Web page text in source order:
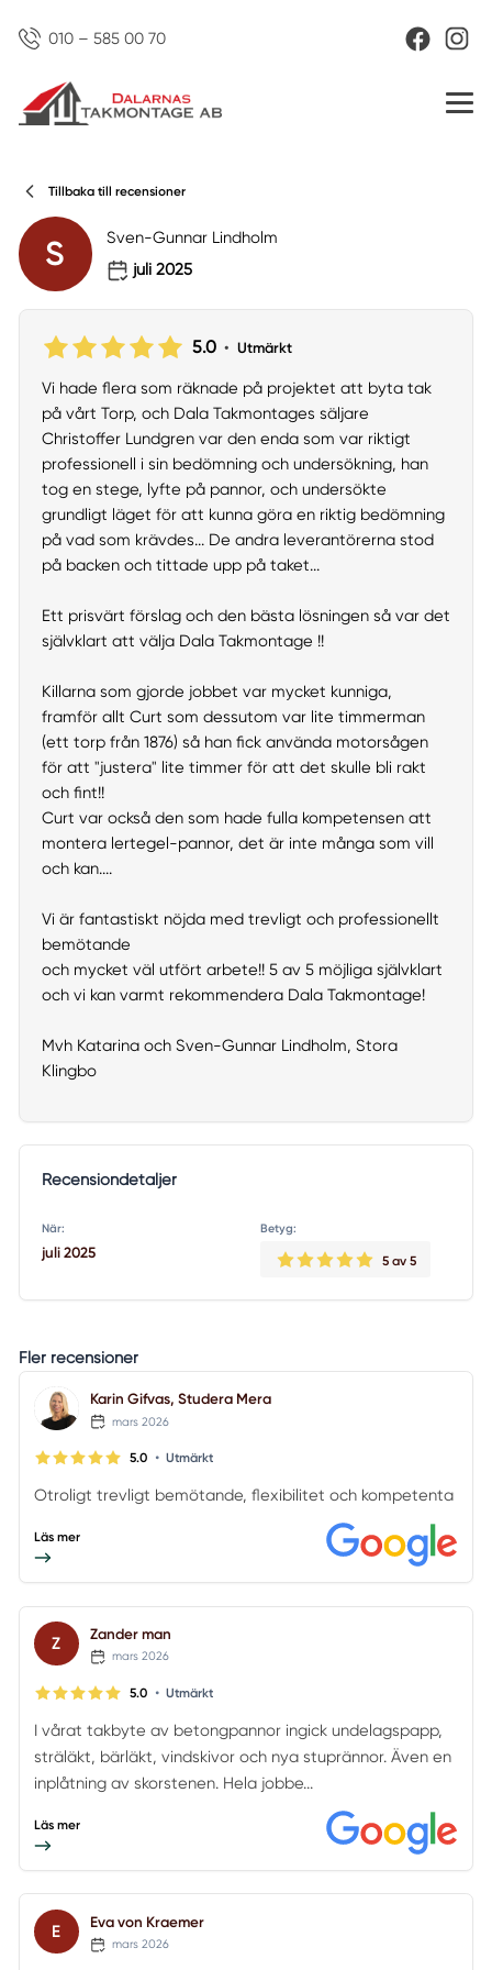
010 – 585 00 70
Tillbaka till recensioner
S
Sven-Gunnar Lindholm
juli 2025
5.0 • Utmärkt
Vi hade flera som räknade på projektet att byta tak
på vårt Torp, och Dala Takmontages säljare
Christoffer Lundgren var den enda som var riktigt
professionell i sin bedömning och undersökning, han
tog en stege, lyfte på pannor, och undersökte
grundligt läget för att kunna göra en riktig bedömning
på vad som krävdes... De andra leverantörerna stod
på backen och tittade upp på taket...
Ett prisvärt förslag och den bästa lösningen så var det
självklart att välja Dala Takmontage !!
Killarna som gjorde jobbet var mycket kunniga,
framför allt Curt som dessutom var lite timmerman
(ett torp från 1876) så han fick använda motorsågen
för att "justera" lite timmer för att det skulle bli rakt
och fint!!
Curt var också den som hade fulla kompetensen att
montera lertegel-pannor, det är inte många som vill
och kan....
Vi är fantastiskt nöjda med trevligt och professionellt
bemötande
och mycket väl utfört arbete!! 5 av 5 möjliga självklart
och vi kan varmt rekommendera Dala Takmontage!
Mvh Katarina och Sven-Gunnar Lindholm, Stora
Klingbo
Recensiondetaljer
När:
juli 2025
Betyg:
5 av 5
Fler recensioner
Karin Gifvas, Studera Mera
mars 2026
5.0 • Utmärkt
Otroligt trevligt bemötande, flexibilitet och kompetenta
Läs mer
Z Zander man
mars 2026
5.0 • Utmärkt
I vårat takbyte av betongpannor ingick undelagspapp,
sträläkt, bärläkt, vindskivor och nya stuprännor. Även en
inplåtning av skorstenen. Hela jobbe...
Läs mer
E Eva von Kraemer
mars 2026